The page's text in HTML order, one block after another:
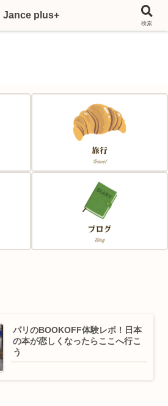
～フランス移住応援サイト～
パリのBOOKOFF体験レポ！日本
の本が恋しくなったらここへ行こ
う
Jance plus+
検索